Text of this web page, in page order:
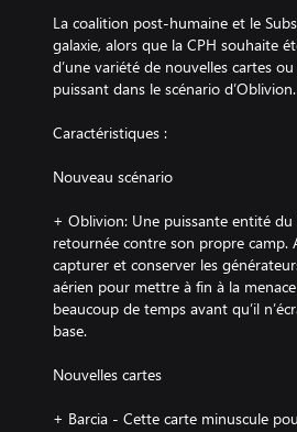
La coalition post-humaine et le
galaxie, alors que la CPH souhaite
d’une variété de nouvelles cartes
puissant dans le scénario d’Oblivion.
Caractéristiques :
Nouveau scénario
+ Oblivion: Une puissante entité
retournée contre son propre camp.
capturer et conserver les
aérien pour mettre à fin à la
beaucoup de temps avant qu’il
base.
Nouvelles cartes
+ Barcia - Cette carte minuscule